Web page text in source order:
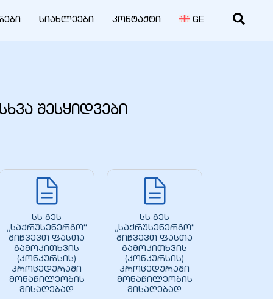
სიახლეები კონტაქტი GE
შესყიდვები
სს გეს
„საქრუსენერგო“
გიწვევთ ფასთა
გამოკითხვის
(კონკურსის)
პროცედურაში
მონაწილეობის
მისაღებად
სს გეს
„საქრუსენერგო“
გიწვევთ ფასთა
გამოკითხვის
(კონკურსის)
პროცედურაში
მონაწილეობის
მისაღებად